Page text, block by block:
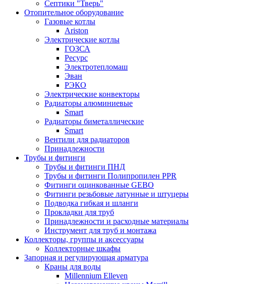
Септики "Тверь"
Отопительное оборудование
Газовые котлы
Ariston
Электрические котлы
ГОЗСА
Ресурс
Электротепломаш
Эван
РЭКО
Электрические конвекторы
Радиаторы алюминиевые
Smart
Радиаторы биметаллические
Smart
Вентили для радиаторов
Принадлежности
Трубы и фитинги
Трубы и фитинги ПНД
Трубы и фитинги Полипропилен PPR
Фитинги оцинкованные GEBO
Фитинги резьбовые латунные и штуцеры
Подводка гибкая и шланги
Прокладки для труб
Принадлежности и расходные материалы
Инструмент для труб и монтажа
Коллекторы, группы и аксессуары
Коллекторные шкафы
Запорная и регулирующая арматура
Краны для воды
Millennium Elleven